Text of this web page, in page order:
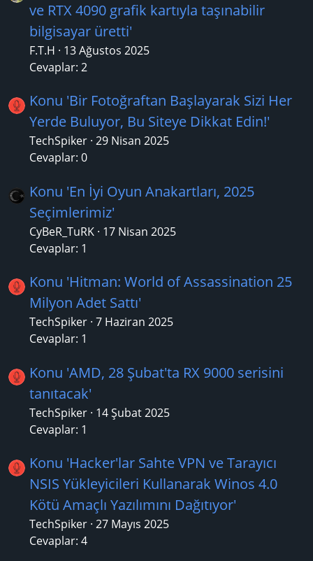
ve RTX 4090 grafik kartıyla taşınabilir
bilgisayar üretti'
F.T.H
13 Ağustos 2025
Cevaplar: 2
Konu 'Bir Fotoğraftan Başlayarak Sizi Her
Yerde Buluyor, Bu Siteye Dikkat Edin!'
TechSpiker 29 Nisan 2025
Cevaplar: 0
Konu 'En İyi Oyun Anakartları, 2025
Seçimlerimiz'
CyBeR_TuRK 17 Nisan 2025
Cevaplar: 1
Konu 'Hitman: World of Assassination 25
Milyon Adet Sattı'
TechSpiker 7 Haziran 2025
Cevaplar: 1
Konu 'AMD, 28 Şubat'ta RX 9000 serisini
tanıtacak'
TechSpiker 14 Şubat 2025
Cevaplar: 1
Konu 'Hacker'lar Sahte VPN ve Tarayıcı
NSIS Yükleyicileri Kullanarak Winos 4.0
Kötü Amaçlı Yazılımını Dağıtıyor'
TechSpiker 27 Mayıs 2025
Cevaplar: 4